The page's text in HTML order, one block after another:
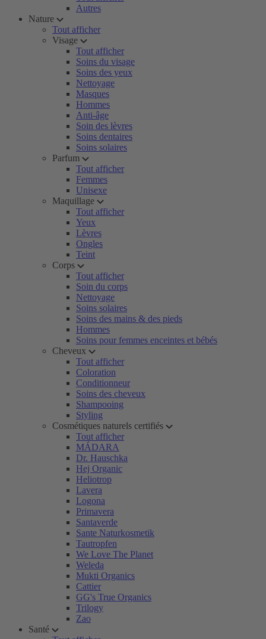
Autres
Nature
Tout afficher
Visage
Tout afficher
Soins du visage
Soins des yeux
Nettoyage
Masques
Hommes
Anti-âge
Soin des lèvres
Soins dentaires
Soins solaires
Parfum
Tout afficher
Femmes
Unisexe
Maquillage
Tout afficher
Yeux
Lèvres
Ongles
Teint
Corps
Tout afficher
Soin du corps
Nettoyage
Soins solaires
Soins des mains & des pieds
Hommes
Soins pour femmes enceintes et bébés
Cheveux
Tout afficher
Coloration
Conditionneur
Soins des cheveux
Shampooing
Styling
Cosmétiques naturels certifiés
Tout afficher
MÁDARA
Dr. Hauschka
Hej Organic
Heliotrop
Lavera
Logona
Primavera
Santaverde
Sante Naturkosmetik
Tautropfen
We Love The Planet
Weleda
Mukti Organics
Cattier
GG's True Organics
Trilogy
Zao
Santé